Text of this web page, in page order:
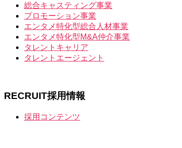
総合キャスティング事業
プロモーション事業
エンタメ特化型総合人材事業
エンタメ特化型M&A仲介事業
タレントキャリア
タレントエージェント
RECRUIT採用情報
採用コンテンツ